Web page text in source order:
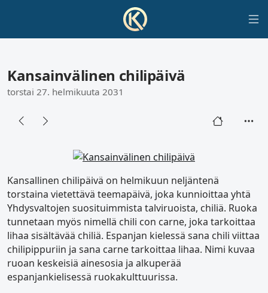
Kansainvälinen chilipäivä
torstai 27. helmikuuta 2031
Kansallinen chilipäivä on helmikuun neljäntenä
torstaina vietettävä teemapäivä, joka kunnioittaa yhtä
Yhdysvaltojen suosituimmista talviruoista, chiliä. Ruoka
tunnetaan myös nimellä chili con carne, joka tarkoittaa
lihaa sisältävää chiliä. Espanjan kielessä sana chili viittaa
chilipippuriin ja sana carne tarkoittaa lihaa. Nimi kuvaa
ruoan keskeisiä ainesosia ja alkuperää
espanjankielisessä ruokakulttuurissa.